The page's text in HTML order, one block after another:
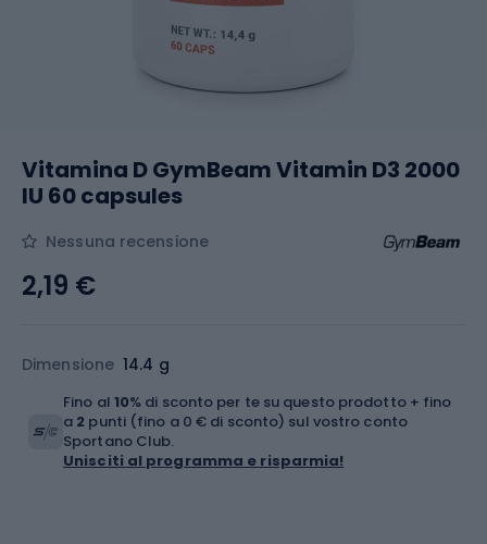
Vitamina D GymBeam Vitamin D3 2000
IU 60 capsules
Nessuna recensione
Dimensione 14.4 g
2,19 €
Fino al 10% di sconto per te su questo prodotto + fino
a 2 punti (fino a 0 € di sconto) sul vostro conto
Sportano Club.
Unisciti al programma e risparmia!